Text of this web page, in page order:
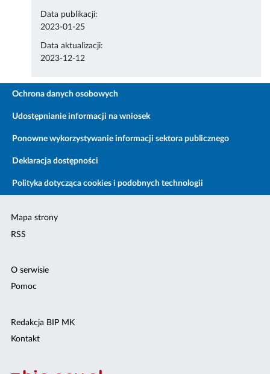
Data publikacji:
2023-01-25
Data aktualizacji:
2023-12-12
Ochrona danych osobowych
Udostępnianie informacji na wniosek
Ponowne wykorzystywanie informacji sektora publicznego
Deklaracja dostępności
Polityka dotycząca cookies i podobnych technologii
Mapa strony
RSS
O serwisie
Pomoc
Redakcja BIP MK
Kontakt